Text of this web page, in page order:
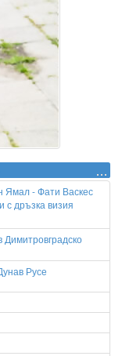
Ямал - Фати Васкес
с дръзка визия
Димитровградско
Русе